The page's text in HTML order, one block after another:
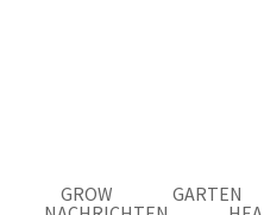
GROW GARTEN